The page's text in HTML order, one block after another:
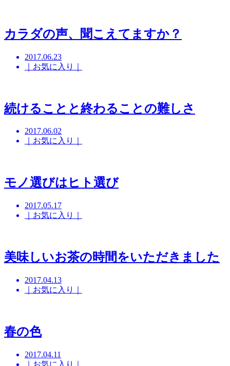
カラダの声、聞こえてますか？
2017.06.23
｜お気に入り｜
続けることと終わることの難しさ
2017.06.02
｜お気に入り｜
モノ選びはヒト選び
2017.05.17
｜お気に入り｜
美味しいお茶の時間をいただきました
2017.04.13
｜お気に入り｜
春の色
2017.04.11
｜お気に入り｜